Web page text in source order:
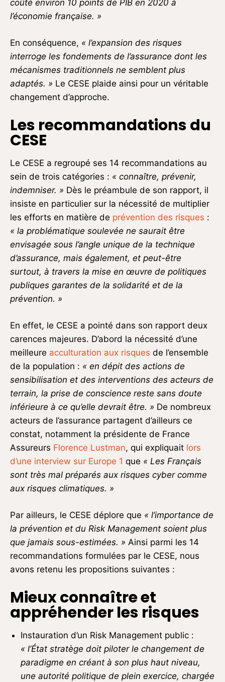
coûté environ 10 points de PIB en 2020 à
l’économie française. »
En conséquence, « l’expansion des risques
interroge les fondements de l’assurance dont les
mécanismes traditionnels ne semblent plus
adaptés. » Le CESE plaide ainsi pour un véritable
changement d’approche.
Les recommandations du
CESE
Le CESE a regroupé ses 14 recommandations au
sein de trois catégories : « connaître, prévenir,
indemniser. » Dès le préambule de son rapport, il
insiste en particulier sur la nécessité de multiplier
les efforts en matière de prévention des risques :
« la problématique soulevée ne saurait être
envisagée sous l’angle unique de la technique
d’assurance, mais également, et peut-être
surtout, à travers la mise en œuvre de politiques
publiques garantes de la solidarité et de la
prévention. »
En effet, le CESE a pointé dans son rapport deux
carences majeures. D’abord la nécessité d’une
meilleure acculturation aux risques de l’ensemble
de la population : « en dépit des actions de
sensibilisation et des interventions des acteurs de
terrain, la prise de conscience reste sans doute
inférieure à ce qu’elle devrait être. » De nombreux
acteurs de l’assurance partagent d’ailleurs ce
constat, notamment la présidente de France
Assureurs Florence Lustman, qui expliquait lors
d’une interview sur Europe 1 que « Les Français
sont très mal préparés aux risques cyber comme
aux risques climatiques. »
Par ailleurs, le CESE déplore que « l’importance de
la prévention et du Risk Management soient plus
que jamais sous-estimées. » Ainsi parmi les 14
recommandations formulées par le CESE, nous
avons retenu les propositions suivantes :
Mieux connaître et
appréhender les risques
Instauration d’un Risk Management public :
« l’État stratège doit piloter le changement de
paradigme en créant à son plus haut niveau,
une autorité politique de plein exercice, chargée